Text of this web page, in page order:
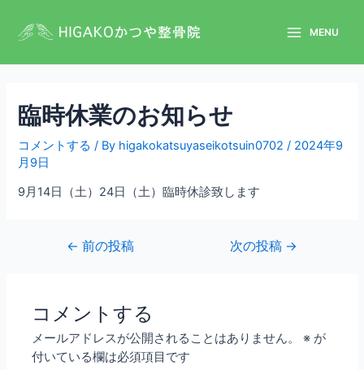
MENU
臨時休業のお知らせ
コメントする / By higakokatsuyaseikotsuin0702/ 2024年9
月9日
9月14日（土）24日（土）臨時休診致します
← 前の投稿 次の投稿 →
コメントする
メールアドレスが公開されることはありません。 ※ が
付いている欄は必須項目です